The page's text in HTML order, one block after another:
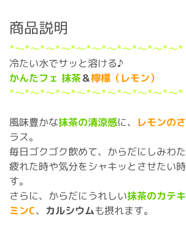
商品説明
*～*～*～*～*～*～*～*～*～*～*～*
冷たい水でサッと溶ける♪
かんたフェ抹茶＆檸檬（レモン）
*～*～*～*～*～*～*～*～*～*～*～*
風味豊かな抹茶の清涼感に、 レモンの
ラス。
毎日ゴクゴク飲めて、からだにしみわた
疲れた時や気分をシャキッとさせたい
す。
さらに、からだにうれしい抹茶のカテ
ミンC、 カルシウムも摂れます。